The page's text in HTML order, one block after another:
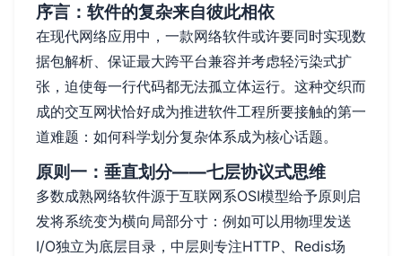
序言：软件的复杂来自彼此相依
在现代网络应用中，一款网络软件或许要同时实现数
据包解析、保证最大跨平台兼容并考虑轻污染式扩
张，迫使每一行代码都无法孤立体运行。这种交织而
成的交互网状恰好成为推进软件工程所要接触的第一
道难题：如何科学划分复杂体系成为核心话题。
原则一：垂直划分——七层协议式思维
多数成熟网络软件源于互联网系OSI模型给予原则启
发将系统变为横向局部分寸：例如可以用物理发送
I/O独立为底层目录，中层则专注HTTP、Redis场